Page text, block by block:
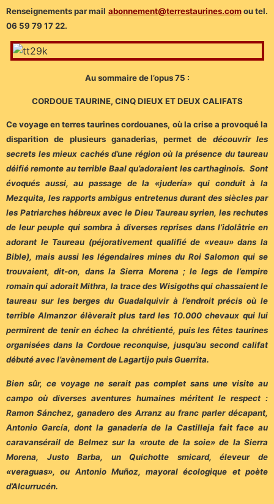
Renseignements par mail abonnement@terrestaurines.comou tel.
06 59 79 17 22.
Au sommaire de l’opus 75 :
CORDOUE TAURINE, CINQ DIEUX ET DEUX CALIFATS
Ce voyage en terres taurines cordouanes, où la crise a provoqué la
disparition de plusieurs ganaderias, permet de découvrir les
secrets les mieux cachés d’une région où la présence du taureau
déifié remonte au terrible Baal qu’adoraient les carthaginois. Sont
évoqués aussi, au passage de la «judería» qui conduit à la
Mezquita, les rapports ambigus entretenus durant des siècles par
les Patriarches hébreux avec le Dieu Taureau syrien, les rechutes
de leur peuple qui sombra à diverses reprises dans l’idolâtrie en
adorant le Taureau (péjorativement qualifié de «veau» dans la
Bible), mais aussi les légendaires mines du Roi Salomon qui se
trouvaient, dit-on, dans la Sierra Morena ; le legs de l’empire
romain qui adorait Mithra, la trace des Wisigoths qui chassaient le
taureau sur les berges du Guadalquivir à l’endroit précis où le
terrible Almanzor élèverait plus tard les 10.000 chevaux qui lui
permirent de tenir en échec la chrétienté, puis les fêtes taurines
organisées dans la Cordoue reconquise, jusqu’au second califat
débuté avec l’avènement de Lagartijo puis Guerrita.
Bien sûr, ce voyage ne serait pas complet sans une visite au
campo où diverses aventures humaines méritent le respect :
Ramon Sánchez, ganadero des Arranz au franc parler décapant,
Antonio García, dont la ganadería de la Castilleja fait face au
caravansérail de Belmez sur la «route de la soie» de la Sierra
Morena, Justo Barba, un Quichotte smicard, éleveur de
«veraguas», ou Antonio Muñoz, mayoral écologique et poète
d’Alcurrucén.